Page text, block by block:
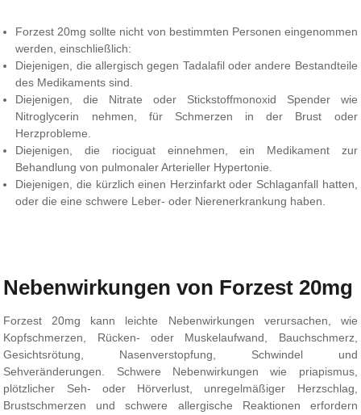
Forzest 20mg sollte nicht von bestimmten Personen eingenommen
werden, einschließlich:
Diejenigen, die allergisch gegen Tadalafil oder andere Bestandteile
des Medikaments sind.
Diejenigen, die Nitrate oder Stickstoffmonoxid Spender wie
Nitroglycerin nehmen, für Schmerzen in der Brust oder
Herzprobleme.
Diejenigen, die riociguat einnehmen, ein Medikament zur
Behandlung von pulmonaler Arterieller Hypertonie.
Diejenigen, die kürzlich einen Herzinfarkt oder Schlaganfall hatten,
oder die eine schwere Leber- oder Nierenerkrankung haben.
Nebenwirkungen von Forzest 20mg
Forzest 20mg kann leichte Nebenwirkungen verursachen, wie
Kopfschmerzen, Rücken- oder Muskelaufwand, Bauchschmerz,
Gesichtsrötung, Nasenverstopfung, Schwindel und
Sehveränderungen. Schwere Nebenwirkungen wie priapismus,
plötzlicher Seh- oder Hörverlust, unregelmäßiger Herzschlag,
Brustschmerzen und schwere allergische Reaktionen erfordern